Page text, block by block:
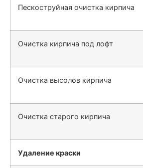
Пескоструйная очистка кирпича
Очистка кирпича под лофт
Очистка высолов кирпича
Очистка старого кирпича
Удаление краски